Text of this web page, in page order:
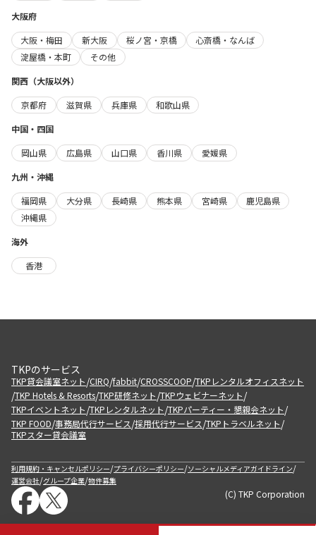
大阪府
大阪・梅田
新大阪 桜ノ宮・京橋
心斎橋・なんば
淀屋橋・本町
その他
関西（大阪以外）
京都府
滋賀県 兵庫県
和歌山県
中国・四国
岡山県
広島県 山口県 香川県
愛媛県
九州・沖縄
福岡県
大分県 長崎県 熊本県 宮崎県
鹿児島県
沖縄県
海外
香港
TKPのサービス
TKP貸会議室ネット/CIRQ/fabbit/CROSSCOOP/TKPレンタルオフィスネット
/TKP Hotels & Resorts/TKP研修ネット/TKPウェビナーネット/
TKPイベントネット/TKPレンタルネット/TKPパーティー・懇親会ネット/
TKP FOOD/事務局代行サービス/採用代行サービス/TKPトラベルネット/
TKPスター貸会議室
利用規約・キャンセルポリシー/プライバシーポリシー/ソーシャルメディアガイドライン/
運営会社/グループ企業/物件募集
(C) TKP Corporation